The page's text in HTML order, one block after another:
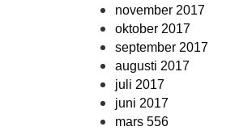
november 2017
oktober 2017
september 2017
augusti 2017
juli 2017
juni 2017
mars 556